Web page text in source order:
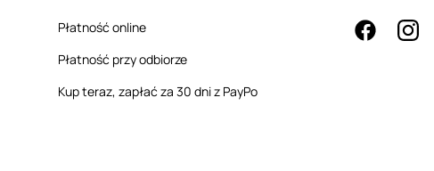
Płatność online
Płatność przy odbiorze
Kup teraz, zapłać za 30 dni z PayPo